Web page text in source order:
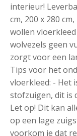
interieur!
cm, 200 x 280
wollen
wolvezels geen
zorgt voor een
Tips voor het
vloerkleed: - Het
stofzuigen, dit is
Let op! Dit kan
op een lage
voorkom je dat